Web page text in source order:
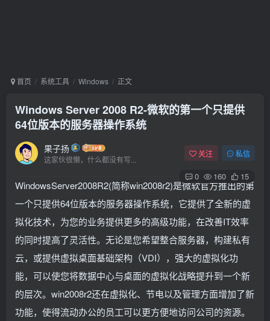
首页 系统工具 Windows 正文
Windows Server 2008 R2-微软的第一个只提供
64位版本的服务器操作系统
果子扬
这家伙很懒，什么都没有写...
关注 私信
0 160 15
WindowsServer2008R2(简称win2008r2)是微软官方推出的第
一个只提供64位版本的服务器操作系统，它提供了全新的虚
拟化技术，为您的业务提供更多的高级功能，在改善IT效率
的同时提高了灵活性。无论是您希望整合服务器，构建私有
云，或提供虚拟桌面基础架构（VDI），强大的虚拟化功
能，可以使您将数据中心与桌面的虚拟化战略提升到一个新
的层次。win2008r2还在虚拟化、节电以及管理方面增加了新
功能，使得流动办公的员工可以更方便地访问公司的资源。